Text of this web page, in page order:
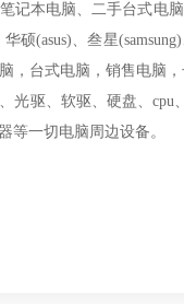
记本电脑、二手台式电
硕(asus)、叁星
，台式电脑，销售电脑
光驱、软驱、硬盘、cpu
等一切电脑周边设备。